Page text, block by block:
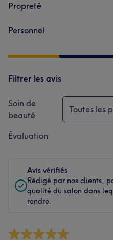
Propreté
Personnel
Filtrer les avis
Soin de
beauté
Toutes les
Évaluation
Avis vérifiés
Rédigé par nos clients,
qualité du salon dans
rendre.